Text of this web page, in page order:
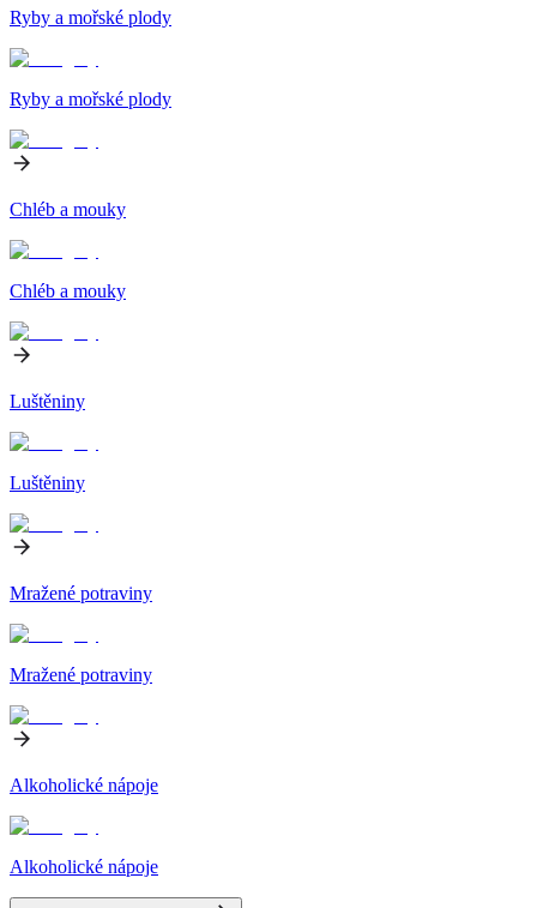
Ryby a mořské plody
Ryby a mořské plody
Chléb a mouky
Chléb a mouky
Luštěniny
Luštěniny
Mražené potraviny
Mražené potraviny
Alkoholické nápoje
Alkoholické nápoje